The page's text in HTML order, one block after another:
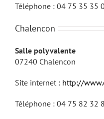
Téléphone : 04 75 35 35
Chalencon
Salle polyvalente
07240 Chalencon
Site internet : http://
Téléphone : 04 75 82 32